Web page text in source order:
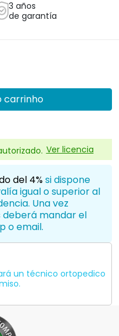
3 años
de garantía
carrinho
Ver licencia
del 4%si dispone
igual o superior al
Una vez
deberá mandar el
o email.
un técnico ortopedico